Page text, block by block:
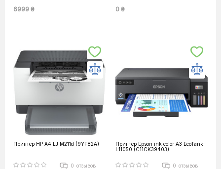
6999 ₴ 0 ₴
Принтер HP А4 LJ M211d (9YF82A)
0 отзывов
Принтер Epson ink color A3 EcoTank
L11050 (C11CK39403)
0 отзывов